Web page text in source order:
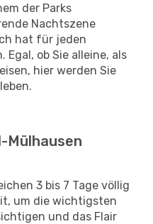
der Parks
Nachtszene
hat für jeden
Egal, ob Sie alleine, als
hier werden Sie
Mülhausen
3 bis 7 Tage völlig
um die wichtigsten
und das Flair